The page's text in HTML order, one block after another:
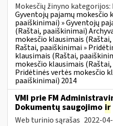
Mokesčių žinyno kategorijos:
Gyventojų pajamų mokesčio
paaiškinimai) » Gyventojų
(Raštai, paaiškinimai)
mokesčio klausimais
Raštai, paaiškinimai »
klausimais (Raštai,
mokesčio klausimais
Pridėtinės vertės mokesčio
paaiškinimai) 2014
VMI prie FM
Dokumentų saugojimo ir
Web turinio sąrašas 2022-